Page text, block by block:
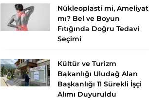
Nükleoplasti mi, Ameliyat
mı? Bel ve Boyun
Fıtığında Doğru Tedavi
Seçimi
Kültür ve Turizm
Bakanlığı Uludağ Alan
Başkanlığı 11 Sürekli İşçi
Alımı Duyuruldu